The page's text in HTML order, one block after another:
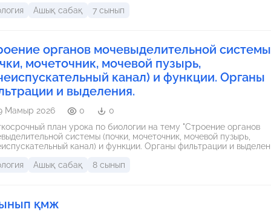
Ашық сабақ 7 сынып
органов мочевыделительной системы
мочеточник, мочевой пузырь,
канал) и функции. Органы
и выделения.
Мамыр 2026 0
0
план урока по биологии на тему "Строение органов
системы (почки, мочеточник, мочевой пузырь,
канал) и функции. Органы фильтрации и
Ашық сабақ 8 сынып
қмж